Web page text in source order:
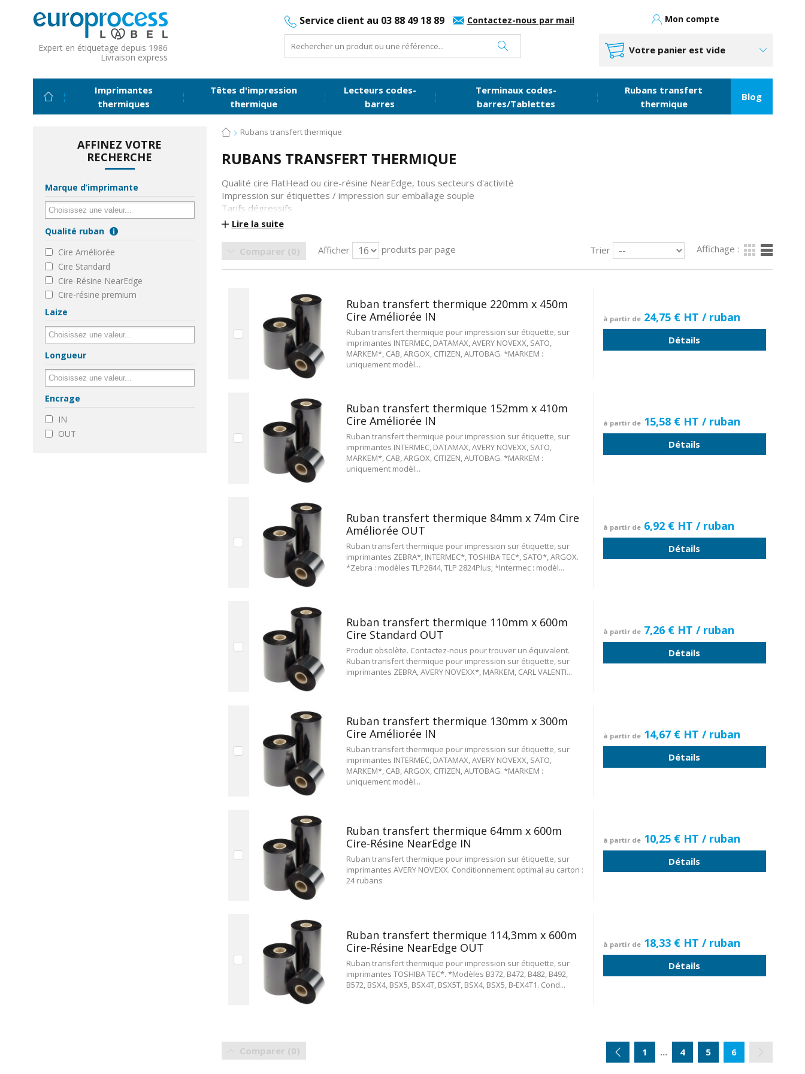
Expert en étiquetage depuis 1986
Livraison express
Service client au 03 88 49 18 89 Contactez-nous par mail Mon compte
Votre panier est vide
Imprimantes
thermiques
Têtes d'impression
thermique
Lecteurs codes-
barres
Terminaux codes-
barres/Tablettes
Rubans transfert
thermique
Blog
AFFINEZ VOTRE
RECHERCHE
Marque d’imprimante
Qualité ruban
Cire Améliorée
Cire Standard
Cire-Résine NearEdge
Cire-résine premium
Laize
Longueur
Encrage
IN
OUT
Rubans transfert thermique
RUBANS TRANSFERT THERMIQUE
Qualité cire FlatHead ou cire-résine NearEdge, tous secteurs d'activité
Impression sur étiquettes / impression sur emballage souple
Tarifs dégressifs
Lire la suite
Comparer (0) Afficher produits par page Affichage :
Trier
Ruban transfert thermique 220mm x 450m
Cire Améliorée IN
Ruban transfert thermique pour impression sur étiquette, sur
imprimantes INTERMEC, DATAMAX, AVERY NOVEXX, SATO,
MARKEM*, CAB, ARGOX, CITIZEN, AUTOBAG. *MARKEM :
uniquement modèl...
à partir de 24,75 € HT / ruban
Détails
Ruban transfert thermique 152mm x 410m
Cire Améliorée IN
Ruban transfert thermique pour impression sur étiquette, sur
imprimantes INTERMEC, DATAMAX, AVERY NOVEXX, SATO,
MARKEM*, CAB, ARGOX, CITIZEN, AUTOBAG. *MARKEM :
uniquement modèl...
à partir de 15,58 € HT / ruban
Détails
Ruban transfert thermique 84mm x 74m Cire
Améliorée OUT
Ruban transfert thermique pour impression sur étiquette, sur
imprimantes ZEBRA*, INTERMEC*, TOSHIBA TEC*, SATO*, ARGOX.
*Zebra : modèles TLP2844, TLP 2824Plus; *Intermec : modèl...
à partir de 6,92 € HT / ruban
Détails
Ruban transfert thermique 110mm x 600m
Cire Standard OUT
Produit obsolète. Contactez-nous pour trouver un équivalent.
Ruban transfert thermique pour impression sur étiquette, sur
imprimantes ZEBRA, AVERY NOVEXX*, MARKEM, CARL VALENTI...
à partir de 7,26 € HT / ruban
Détails
Ruban transfert thermique 130mm x 300m
Cire Améliorée IN
Ruban transfert thermique pour impression sur étiquette, sur
imprimantes INTERMEC, DATAMAX, AVERY NOVEXX, SATO,
MARKEM*, CAB, ARGOX, CITIZEN, AUTOBAG. *MARKEM :
uniquement modèl...
à partir de 14,67 € HT / ruban
Détails
Ruban transfert thermique 64mm x 600m
Cire-Résine NearEdge IN
Ruban transfert thermique pour impression sur étiquette, sur
imprimantes AVERY NOVEXX. Conditionnement optimal au carton :
24 rubans
à partir de 10,25 € HT / ruban
Détails
Ruban transfert thermique 114,3mm x 600m
Cire-Résine NearEdge OUT
Ruban transfert thermique pour impression sur étiquette, sur
imprimantes TOSHIBA TEC*. *Modèles B372, B472, B482, B492,
B572, BSX4, BSX5, BSX4T, BSX5T, BSX4, BSX5, B-EX4T1. Cond...
à partir de 18,33 € HT / ruban
Détails
Comparer (0) 1 ... 4 5 6